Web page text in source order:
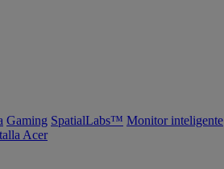
Gaming SpatialLabs™ Monitor inteligente
Acer